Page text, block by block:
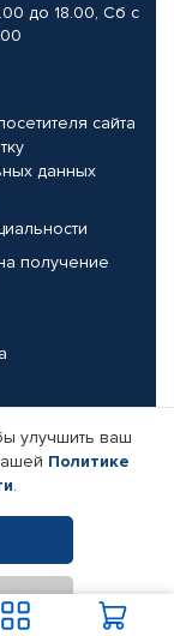
до 18.00, Сб с
сайта
данных
получение
улучшить ваш
Политике
.
В корзину